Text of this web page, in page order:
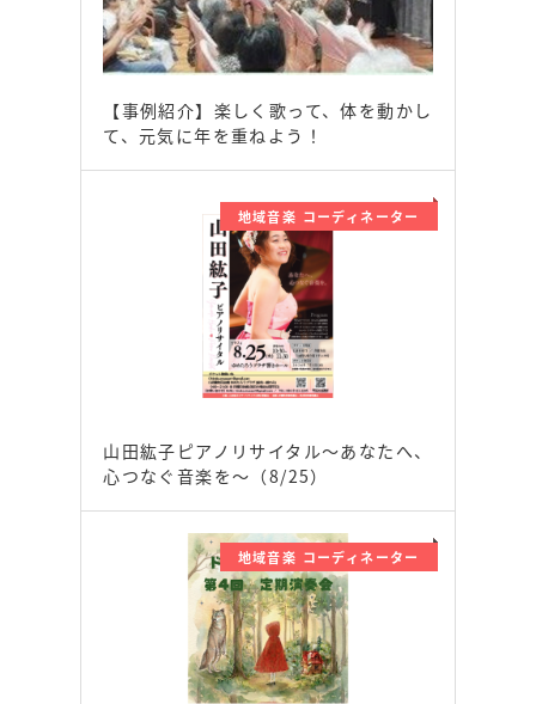
【事例紹介】楽しく歌って、体を動かし
て、元気に年を重ねよう！
地域音楽 コーディネーター
山田紘子ピアノリサイタル～あなたへ、
心つなぐ音楽を～（8/25）
地域音楽 コーディネーター